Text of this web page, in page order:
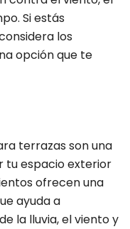
Si estás
los
opción que te
terrazas son una
tu espacio exterior
ofrecen una
ayuda a
la lluvia, el viento y